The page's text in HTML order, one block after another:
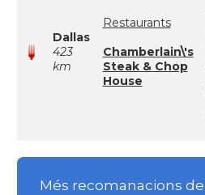
Dallas
423
km
Restaurants
Chamberlain\'s
Steak & Chop
House
Més recomanacions